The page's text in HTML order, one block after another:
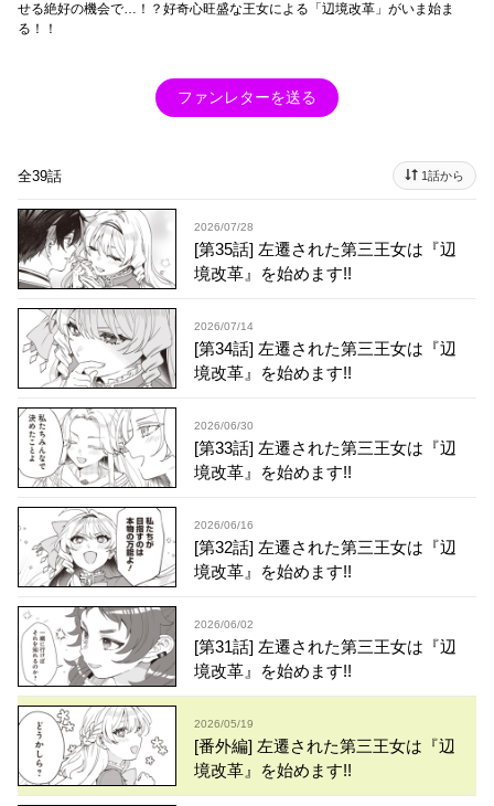
せる絶好の機会で…！？好奇心旺盛な王女による「辺境改革」がいま始ま
る！！
ファンレターを送る
全39話 1話から
2026/07/28
[第35話] 左遷された第三王女は『辺
境改革』を始めます!!
2026/07/14
[第34話] 左遷された第三王女は『辺
境改革』を始めます!!
2026/06/30
[第33話] 左遷された第三王女は『辺
境改革』を始めます!!
2026/06/16
[第32話] 左遷された第三王女は『辺
境改革』を始めます!!
2026/06/02
[第31話] 左遷された第三王女は『辺
境改革』を始めます!!
2026/05/19
[番外編] 左遷された第三王女は『辺
境改革』を始めます!!